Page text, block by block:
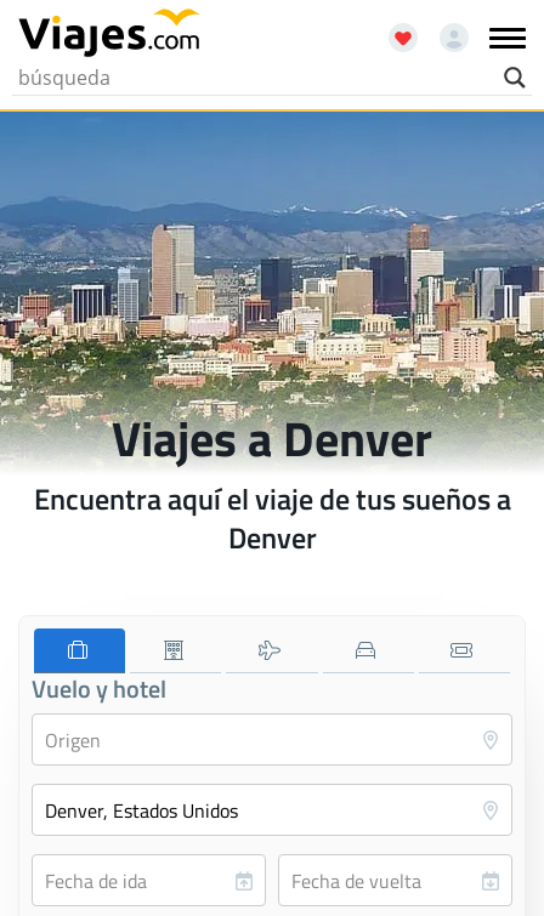
Viajes a Denver
Encuentra aquí el viaje de tus sueños a
Denver
Vuelo y hotel